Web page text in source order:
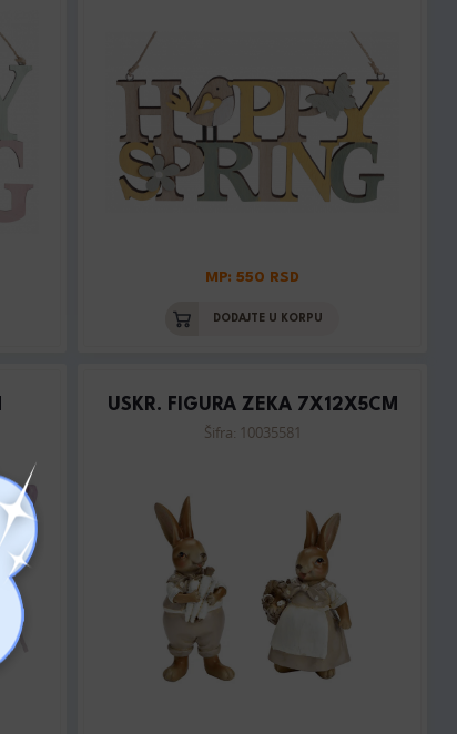
MP: 550 RSD
DODAJTE U KORPU
USKR. FIGURA ZEKA 7X12X5CM
Šifra: 10035581